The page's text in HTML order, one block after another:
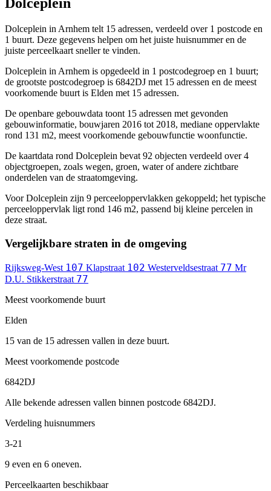
Dolceplein
Dolceplein in Arnhem telt 15 adressen, verdeeld over 1 postcode en
1 buurt. Deze gegevens helpen om het juiste huisnummer en de
juiste perceelkaart sneller te vinden.
Dolceplein in Arnhem is opgedeeld in 1 postcodegroep en 1 buurt;
de grootste postcodegroep is 6842DJ met 15 adressen en de meest
voorkomende buurt is Elden met 15 adressen.
De openbare gebouwdata toont 15 adressen met gevonden
gebouwinformatie, bouwjaren 2016 tot 2018, mediane oppervlakte
rond 131 m2, meest voorkomende gebouwfunctie woonfunctie.
De kaartdata rond Dolceplein bevat 92 objecten verdeeld over 4
objectgroepen, zoals wegen, groen, water of andere zichtbare
onderdelen van de straatomgeving.
Voor Dolceplein zijn 9 perceeloppervlakken gekoppeld; het typische
perceeloppervlak ligt rond 146 m2, passend bij kleine percelen in
deze straat.
Vergelijkbare straten in de omgeving
Rijksweg-West 107 Klapstraat 102 Westerveldsestraat 77 Mr
D.U. Stikkerstraat 77
Meest voorkomende buurt
Elden
15 van de 15 adressen vallen in deze buurt.
Meest voorkomende postcode
6842DJ
Alle bekende adressen vallen binnen postcode 6842DJ.
Verdeling huisnummers
3-21
9 even en 6 oneven.
Perceelkaarten beschikbaar